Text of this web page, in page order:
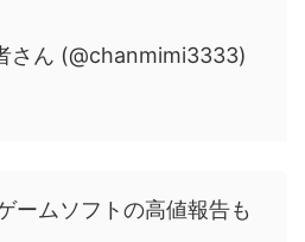
さん (@chanmimi3333)
ームソフトの高値報告も